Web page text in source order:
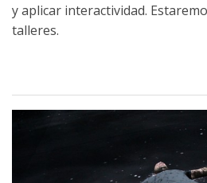
y aplicar interactividad.
talleres.